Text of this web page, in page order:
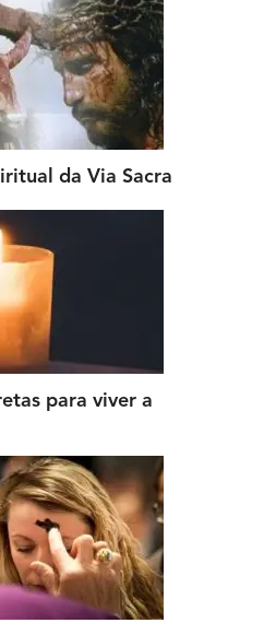
da Via Sacra
para viver a